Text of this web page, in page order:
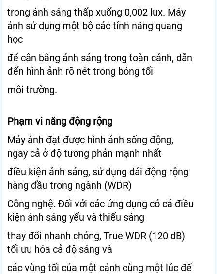
trong ánh sáng thấp xuống 0,002 lux. Máy
ảnh sử dụng một bộ các tính năng quang
học
để cân bằng ánh sáng trong toàn cảnh, dẫn
đến hình ảnh rõ nét trong bóng tối
môi trường.
Phạm vi năng động rộng
Máy ảnh đạt được hình ảnh sống động,
ngay cả ở độ tương phản mạnh nhất
điều kiện ánh sáng, sử dụng dải động rộng
hàng đầu trong ngành (WDR)
Công nghệ. Đối với các ứng dụng có cả điều
kiện ánh sáng yếu và thiếu sáng
thay đổi nhanh chóng, True WDR (120 dB)
tối ưu hóa cả độ sáng và
các vùng tối của một cảnh cùng một lúc để